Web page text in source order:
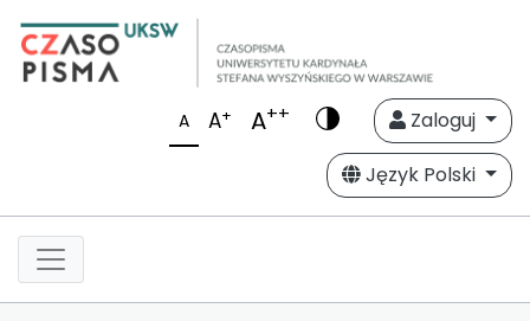
A A+ A++
Zaloguj
Język Polski